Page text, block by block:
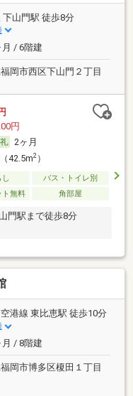
下山門駅 徒歩8分
/ 6階建
岡市西区下山門２丁目
円
2ヶ月
42.5m2）
バス・トイレ別
ト無料 角部屋
門駅まで徒歩8分
港線 東比恵駅 徒歩10分
/ 8階建
岡市博多区榎田１丁目